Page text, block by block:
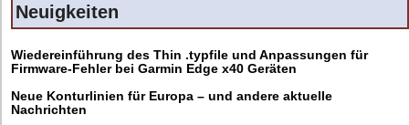
Neuigkeiten
Wiedereinführung des Thin .typfile und Anpassungen für
Firmware-Fehler bei Garmin Edge x40 Geräten
Neue Konturlinien für Europa – und andere aktuelle
Nachrichten